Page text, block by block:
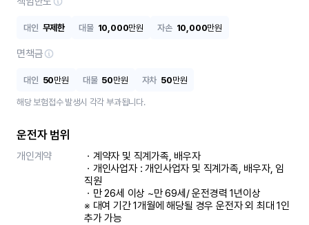
대인 무제한 대물 10,000만원 자손 10,000만원
면책금
대인 50만원 대물 50만원 자차 50만원
해당 보험접수 발생시 각각 부과됩니다.
운전자 범위
개인계약
ㆍ계약자 및 직계가족, 배우자
ㆍ개인사업자 : 개인사업자 및 직계가족, 배우자, 임
직원
ㆍ만 26세 이상 ~만 69세/ 운전경력 1년이상
※ 대여 기간 1개월에 해당될 경우 운전자 외 최대 1인
추가 가능